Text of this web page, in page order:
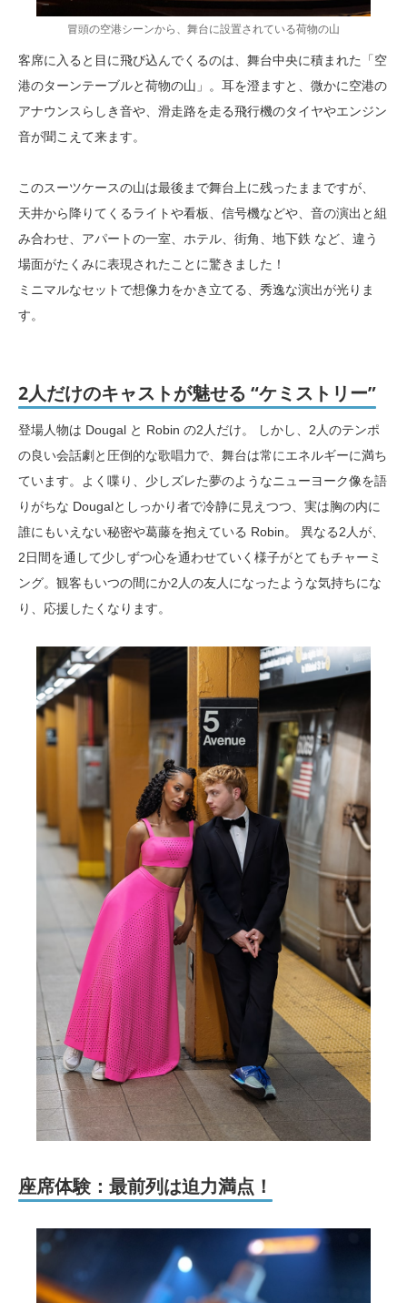
冒頭の空港シーンから、舞台に設置されている荷物の山
客席に入ると目に飛び込んでくるのは、舞台中央に積まれた「空
港のターンテーブルと荷物の山」。耳を澄ますと、微かに空港の
アナウンスらしき音や、滑走路を走る飛行機のタイヤやエンジン
音が聞こえて来ます。
このスーツケースの山は最後まで舞台上に残ったままですが、
天井から降りてくるライトや看板、信号機などや、音の演出と組
み合わせ、アパートの一室、ホテル、街角、地下鉄 など、違う
場面がたくみに表現されたことに驚きました！
ミニマルなセットで想像力をかき立てる、秀逸な演出が光りま
す。
2人だけのキャストが魅せる “ケミストリー”
登場人物は Dougal と Robin の2人だけ。 しかし、2人のテンポ
の良い会話劇と圧倒的な歌唱力で、舞台は常にエネルギーに満ち
ています。よく喋り、少しズレた夢のようなニューヨーク像を語
りがちな Dougalとしっかり者で冷静に見えつつ、実は胸の内に
誰にもいえない秘密や葛藤を抱えている Robin。 異なる2人が、
2日間を通して少しずつ心を通わせていく様子がとてもチャーミ
ング。観客もいつの間にか2人の友人になったような気持ちにな
り、応援したくなります。
座席体験：最前列は迫力満点！